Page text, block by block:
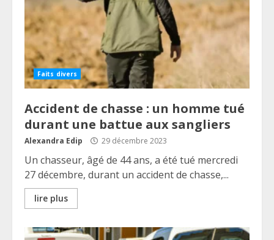
Faits divers
Accident de chasse : un homme tué
durant une battue aux sangliers
Alexandra Edip 29 décembre 2023
Un chasseur, âgé de 44 ans, a été tué mercredi
27 décembre, durant un accident de chasse,...
lire plus